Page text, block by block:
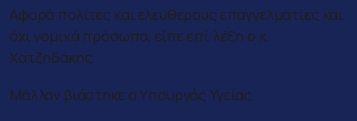
Αφορά πολίτες και ελεύθερους επαγγελματίες και
όχι νομικά πρόσωπα, είπε επί λέξη ο κ.
Χατζηδάκης.
Μάλλον βιάστηκε ο Υπουργός Υγείας.